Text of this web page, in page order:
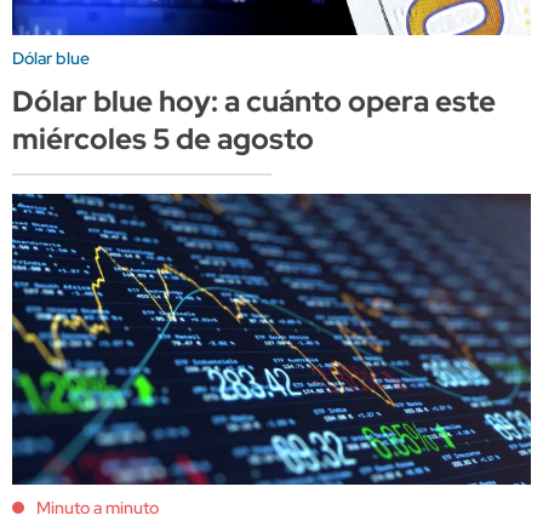
Dólar blue
Dólar blue hoy: a cuánto opera este
miércoles 5 de agosto
Minuto a minuto